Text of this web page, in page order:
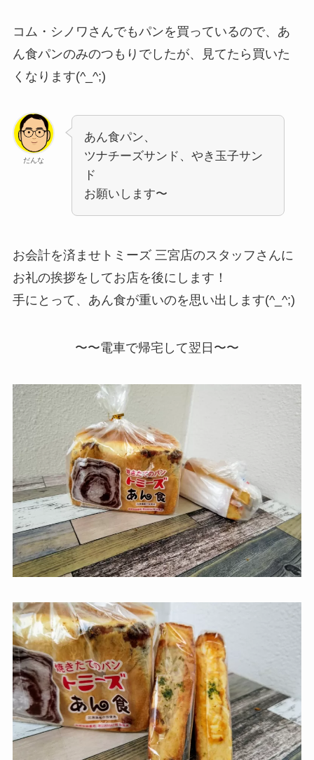
コム・シノワさんでもパンを買っているので、あ
ん食パンのみのつもりでしたが、見てたら買いた
くなります(^_^;)
だんな
あん食パン、
ツナチーズサンド、やき玉子サン
ド
お願いします〜
お会計を済ませトミーズ 三宮店のスタッフさんに
お礼の挨拶をしてお店を後にします！
手にとって、あん食が重いのを思い出します(^_^;)
〜〜電車で帰宅して翌日〜〜